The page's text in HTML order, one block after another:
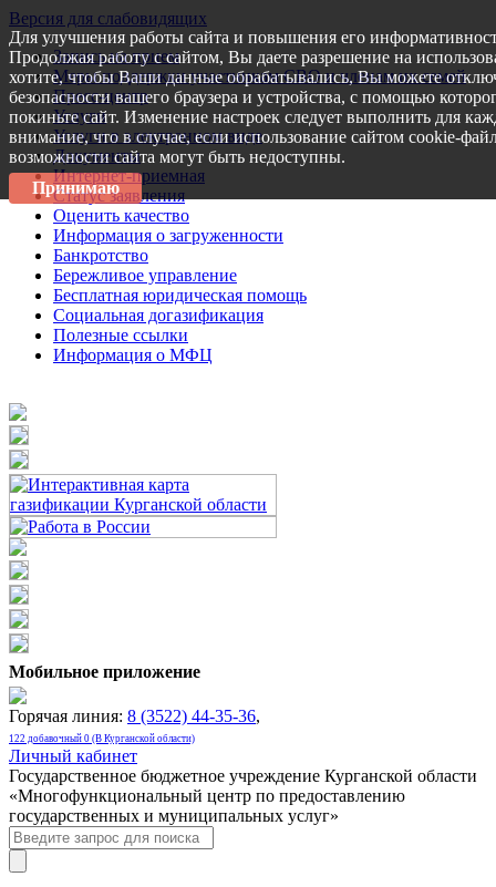
Версия для слабовидящих
Запись на прием
Меры поддержки участникам СВО и членам их семей
Пресс-центр
Услуги
Услуги в электронном виде
Документы
Интернет-приемная
Статус заявления
Оценить качество
Информация о загруженности
Банкротство
Бережливое управление
Бесплатная юридическая помощь
Социальная догазификация
Полезные ссылки
Информация о МФЦ
Мобильное приложение
Горячая линия: 8 (3522) 44-35-36,
122 добавочный 0 (В Курганской области)
Личный кабинет
Государственное бюджетное учреждение Курганской области
«Многофункциональный центр по предоставлению
государственных и муниципальных услуг»
Для улучшения работы сайта и повышения его
Продолжая работу с сайтом, Вы даете разрешение на
хотите, чтобы Ваши данные обрабатывались, Вы можете
безопасности вашего браузера и устройства, с помощью
покиньте сайт. Изменение настроек следует выполнить для
внимание, что в случае, если использование сайтом cookie-
возможности сайта могут быть недоступны.
Принимаю